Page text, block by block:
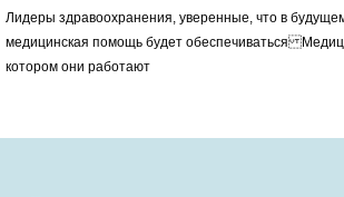
Лидеры здравоохранения, уверенные, что в
медицинская помощь будет обеспечиваться
котором они работают